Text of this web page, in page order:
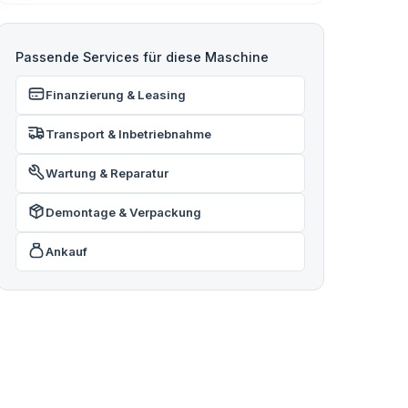
Passende Services für diese Maschine
Finanzierung & Leasing
Transport & Inbetriebnahme
Wartung & Reparatur
Demontage & Verpackung
Ankauf